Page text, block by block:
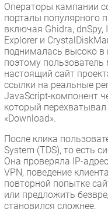
IT класс
Тестовый стенд
Каталог компаний
Операторы кампании
порталы популярного
включая Ghidra, dnSpy,
Explorer и
поднималась высоко в
поэтому пользователь
настоящий сайт
ссылки на реальные
JavaScript-компонент
который
«Download».
После клика
System (TDS), то есть
Она проверяла IP-
VPN, поведение
повторной попытке
или предложить
становился сложнее.